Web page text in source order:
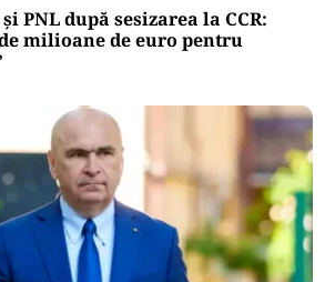
și PNL după sesizarea la CCR:
milioane de euro pentru